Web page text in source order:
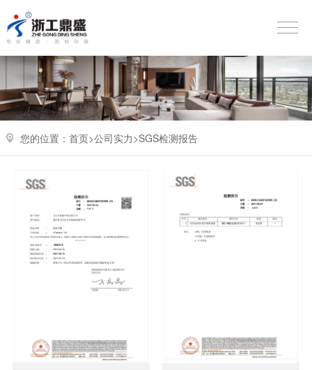
您的位置： 首页>公司实力>SGS检测报告